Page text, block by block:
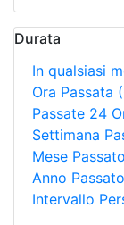
Durata
In qualsiasi
Ora Passata
Passate 24
Settimana
Mese Passato
Anno Passato
Intervallo